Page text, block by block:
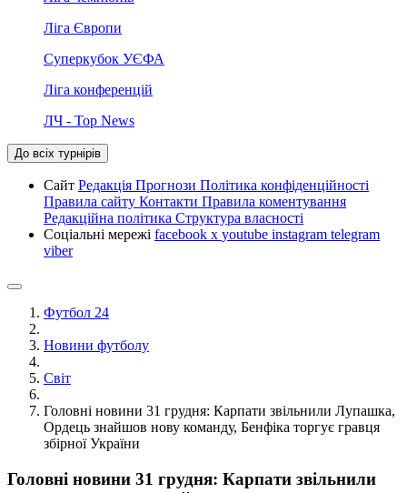
Ліга Європи
Суперкубок УЄФА
Ліга конференцій
ЛЧ - Top News
До всіх турнірів
Сайт Редакція Прогнози Політика конфіденційності
Правила сайту Контакти Правила коментування
Редакційна політика Структура власності
Соціальні мережі facebook x youtube instagram telegram
viber
Футбол 24
Новини футболу
Світ
Головні новини 31 грудня: Карпати звільнили Лупашка,
Ордець знайшов нову команду, Бенфіка торгує гравця
збірної України
Головні новини 31 грудня: Карпати звільнили